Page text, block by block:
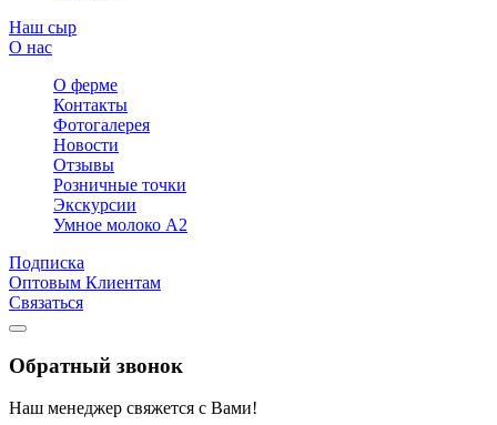
Наш сыр
О нас
О ферме
Контакты
Фотогалерея
Новости
Отзывы
Розничные точки
Экскурсии
Умное молоко А2
Подписка
Оптовым Клиентам
Связаться
Обратный звонок
Наш менеджер свяжется с Вами!